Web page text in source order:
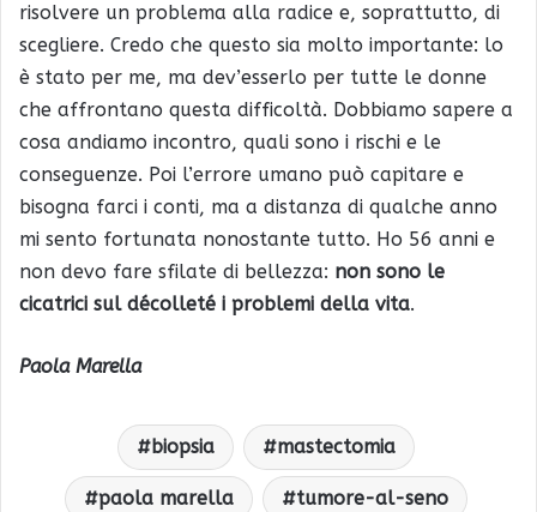
risolvere un problema alla radice e, soprattutto, di
scegliere. Credo che questo sia molto importante: lo
è stato per me, ma dev’esserlo per tutte le donne
che affrontano questa difficoltà. Dobbiamo sapere a
cosa andiamo incontro, quali sono i rischi e le
conseguenze. Poi l’errore umano può capitare e
bisogna farci i conti, ma a distanza di qualche anno
mi sento fortunata nonostante tutto. Ho 56 anni e
non devo fare sfilate di bellezza: non sono le
cicatrici sul décolleté i problemi della vita.
Paola Marella
biopsia mastectomia
paola marella tumore-al-seno